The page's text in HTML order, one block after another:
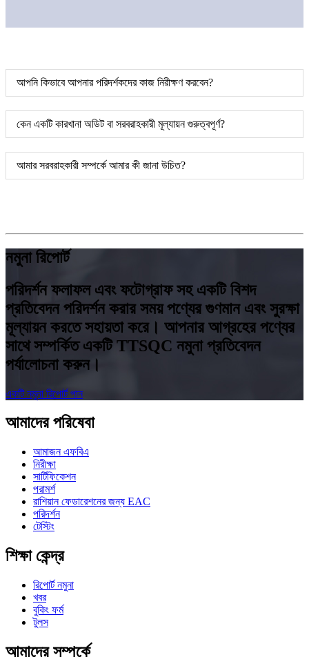
আপনি কিভাবে আপনার পরিদর্শকদের কাজ নিরীক্ষণ করবেন?
কেন একটি কারখানা অডিট বা সরবরাহকারী মূল্যায়ন গুরুত্বপূর্ণ?
আমার সরবরাহকারী সম্পর্কে আমার কী জানা উচিত?
নমুনা রিপোর্ট
পরিদর্শন ফলাফল এবং ফটোগ্রাফ সহ একটি বিশদ
প্রতিবেদন পরিদর্শন করার সময় পণ্যের গুণমান এবং সুরক্ষা
মূল্যায়ন করতে সহায়তা করে। আপনার আগ্রহের পণ্যের
সাথে সম্পর্কিত একটি TTSQC নমুনা প্রতিবেদন
পর্যালোচনা করুন।
একটি নমুনা রিপোর্ট পান
আমাদের পরিষেবা
আমাজন এফবিএ
নিরীক্ষা
সার্টিফিকেশন
পরামর্শ
রাশিয়ান ফেডারেশনের জন্য EAC
পরিদর্শন
টেস্টিং
শিক্ষা কেন্দ্র
রিপোর্ট নমুনা
খবর
বুকিং ফর্ম
টুলস
আমাদের সম্পর্কে